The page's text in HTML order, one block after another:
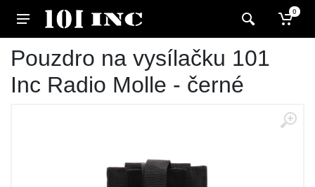
0
Pouzdro na vysílačku 101
Inc Radio Molle - černé